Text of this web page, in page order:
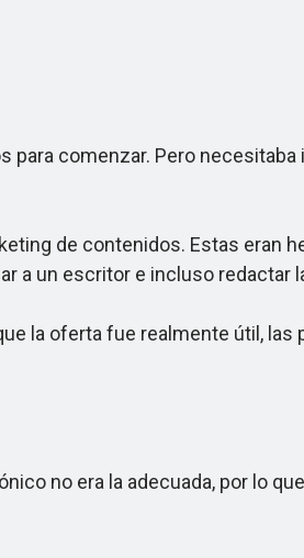
comenzar. Pero necesitaba
de contenidos. Estas eran
a un escritor e incluso redactar
la oferta fue realmente útil,
no era la adecuada, por lo